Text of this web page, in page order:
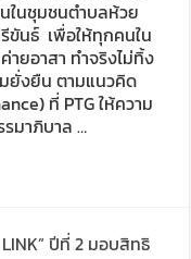
นชุมชนตำบลห้วย
ขันธ์ เพื่อให้ทุกคนใน
ายอาสา ทำจริงไม่ทิ้ง
ยั่งยืน ตามแนวคิด
ที่ PTG ให้ความ
มาภิบาล …
LINK” ปีที่ 2 มอบสิทธิ